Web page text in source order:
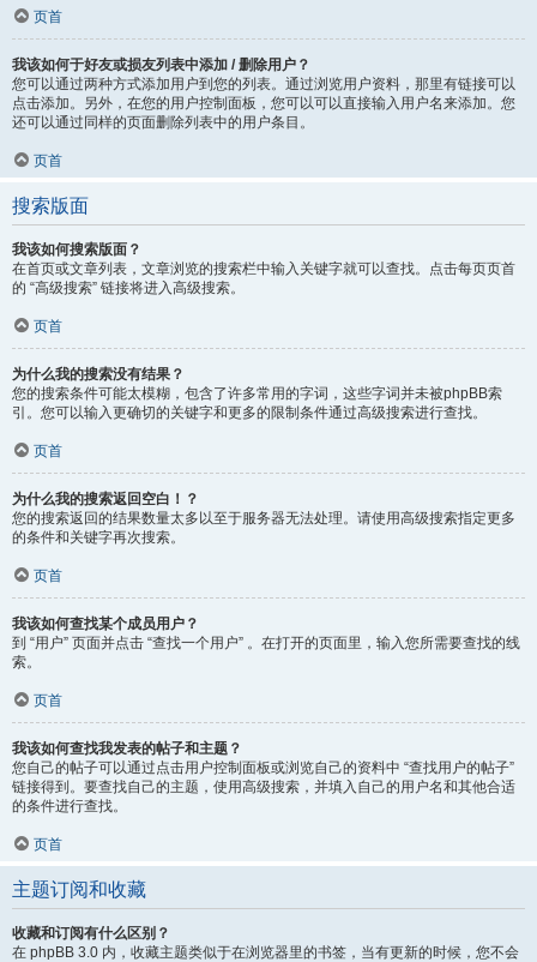
页首
我该如何于好友或损友列表中添加 / 删除用户？
您可以通过两种方式添加用户到您的列表。通过浏览用户资料，那里有链接可以
点击添加。另外，在您的用户控制面板，您可以可以直接输入用户名来添加。您
还可以通过同样的页面删除列表中的用户条目。
页首
搜索版面
我该如何搜索版面？
在首页或文章列表，文章浏览的搜索栏中输入关键字就可以查找。点击每页页首
的 “高级搜索” 链接将进入高级搜索。
页首
为什么我的搜索没有结果？
您的搜索条件可能太模糊，包含了许多常用的字词，这些字词并未被phpBB索
引。您可以输入更确切的关键字和更多的限制条件通过高级搜索进行查找。
页首
为什么我的搜索返回空白！？
您的搜索返回的结果数量太多以至于服务器无法处理。请使用高级搜索指定更多
的条件和关键字再次搜索。
页首
我该如何查找某个成员用户？
到 “用户” 页面并点击 “查找一个用户” 。在打开的页面里，输入您所需要查找的线
索。
页首
我该如何查找我发表的帖子和主题？
您自己的帖子可以通过点击用户控制面板或浏览自己的资料中 “查找用户的帖子”
链接得到。要查找自己的主题，使用高级搜索，并填入自己的用户名和其他合适
的条件进行查找。
页首
主题订阅和收藏
收藏和订阅有什么区别？
在 phpBB 3.0 内，收藏主题类似于在浏览器里的书签，当有更新的时候，您不会